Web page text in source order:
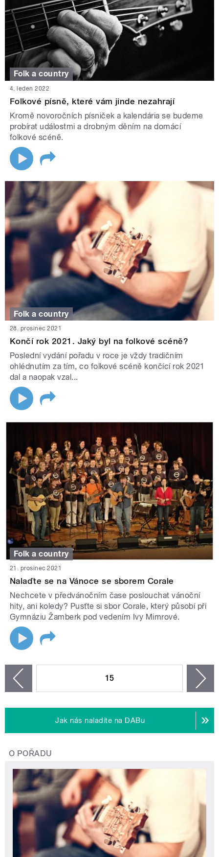
Folk a country
4. leden 2022
Folkové písně, které vám jinde nezahrají
Kromě novoročních písniček a kalendária se budeme
probírat událostmi a drobným děním na domácí
folkové scéně.
Folk a country
28. prosinec 2021
Končí rok 2021. Jaký byl na folkové scéně?
Poslední vydání pořadu v roce je vždy tradičním
ohlédnutím za tím, co folkové scéně končící rok 2021
dal a naopak vzal...
Folk a country
21. prosinec 2021
Nalaďte se na Vánoce se sborem Corale
Nechcete v předvánočním čase poslouchat vánoční
hity, ani koledy? Pusťte si sbor Corale, který působí při
Gymnáziu Žamberk pod vedením Ivy Mimrové.
15
Jak nás naladíte na DABu
O POŘADU